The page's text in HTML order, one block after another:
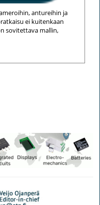
antureihin ja
ei kuitenkaan
sovitettava mallin,